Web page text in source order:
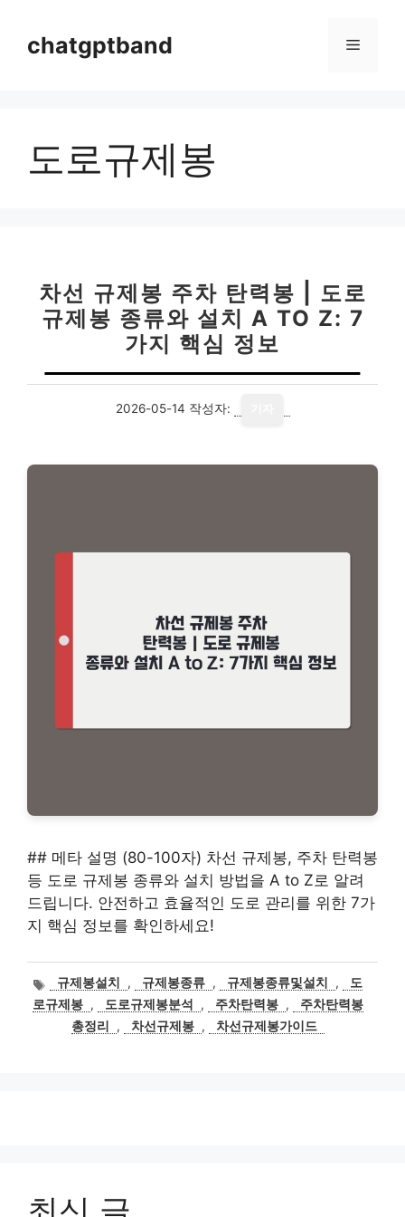
chatgptband 메
도로규제봉
차선 규제봉 주차 탄력봉 | 도로
규제봉 종류와 설치 A TO Z: 7
가지 핵심 정보
2026-05-14 작성자:
## 메타 설명 (80-100자) 차선 규제봉, 주차 탄력봉
등 도로 규제봉 종류와 설치 방법을 A to Z로 알려
드립니다. 안전하고 효율적인 도로 관리를 위한 7가
지 핵심 정보를 확인하세요!
태
그
규제봉설치 , 규제봉종류 , 규제봉종류및설치 ,
도
로규제봉 , 도로규제봉분석 , 주차탄력봉 ,
주차탄력봉
총정리
, 차선규제봉 , 차선규제봉가이드